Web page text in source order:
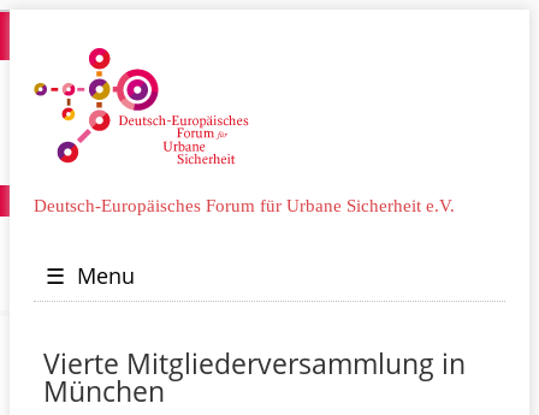
Deutsch-Europäisches Forum für Urbane Sicherheit e.V.
☰ Menu
Vierte Mitgliederversammlung in
München